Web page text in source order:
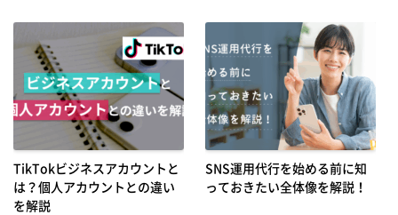
TikTokビジネスアカウントと
は？個人アカウントとの違い
を解説
SNS運用代行を始める前に知
っておきたい全体像を解説！